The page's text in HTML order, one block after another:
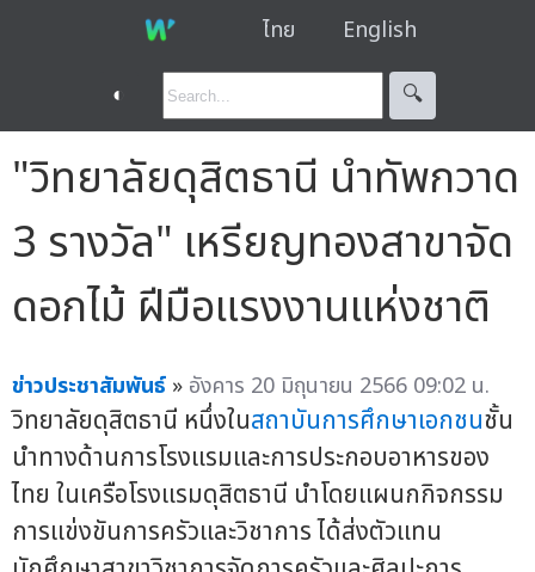
ไทย English
◐ 🔍︎
"วิทยาลัยดุสิตธานี นำทัพกวาด
3 รางวัล" เหรียญทองสาขาจัด
ดอกไม้ ฝีมือแรงงานแห่งชาติ
ข่าวประชาสัมพันธ์ » อังคาร 20 มิถุนายน 2566 09:02 น.
วิทยาลัยดุสิตธานี หนึ่งในสถาบันการศึกษาเอกชนชั้น
นำทางด้านการโรงแรมและการประกอบอาหารของ
ไทย ในเครือโรงแรมดุสิตธานี นำโดยแผนกกิจกรรม
การแข่งขันการครัวและวิชาการ ได้ส่งตัวแทน